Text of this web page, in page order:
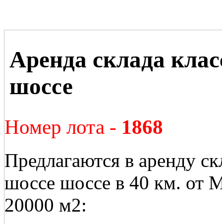
Аренда склада
шоссе
Номер лота - 1868
Предлагаются в аренду
шоссе шоссе в 40 км.
20000 м2: